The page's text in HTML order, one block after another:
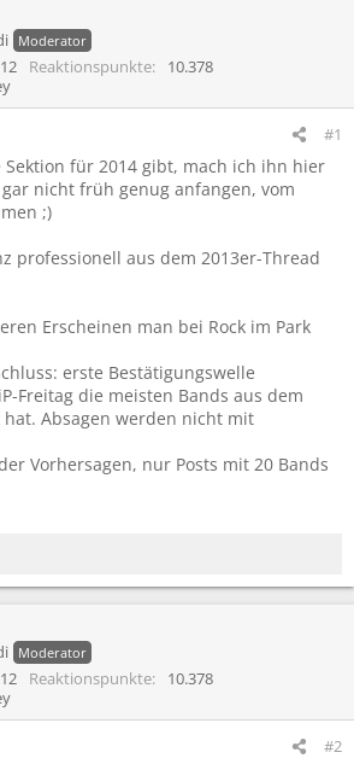
Moderator
Reaktionspunkte
10.378
#1
Sektion für 2014 gibt, mach ich ihn hier
nicht früh genug anfangen, vom
;)
professionell aus dem 2013er-Thread
Erscheinen man bei Rock im Park
erste Bestätigungswelle
Freitag die meisten Bands aus dem
hat. Absagen werden nicht mit
Vorhersagen, nur Posts mit 20 Bands
Moderator
Reaktionspunkte
10.378
#2